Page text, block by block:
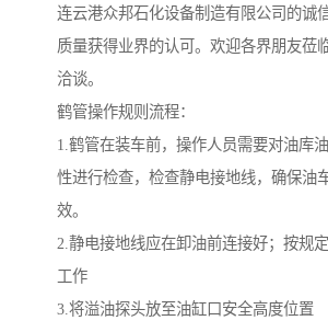
连云港众邦石化设备制造有限公司的诚
质量获得业界的认可。欢迎各界朋友莅
洽谈。
鹤管操作规则流程：
1.鹤管在装车前，操作人员需要对油库
性进行检查，检查静电接地线，确保油
效。
2.静电接地线应在卸油前连接好；按规
工作
3.将溢油探头放至油缸口安全高度位置